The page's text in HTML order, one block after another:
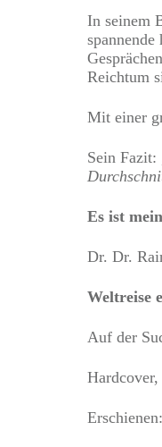
In seinem
Reichtum
Mit einer
Sein Fazit:
Es ist
Dr. Dr.
Weltreise
Auf der